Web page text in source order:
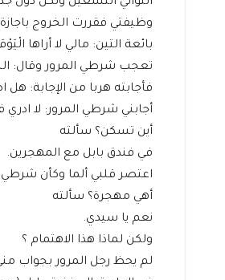
وظيفتي فقررت الخروج
بائعة التين: مالي لا أراها
تعجب شرطي المرور وقال:
فأجابته هربا من الإجابة: هل
أجابني شرطي المرور: لا
أين تسكن؟ سألته
في فندق بابل مع المهجرين.
اعتصر قلبي ألما وكأن شرطي
أهي مهجرة؟ سألته
نعم يا سيدي.
ولكن لماذا هذا الاهتمام ؟
لم يحظ رجل المرور بجواب